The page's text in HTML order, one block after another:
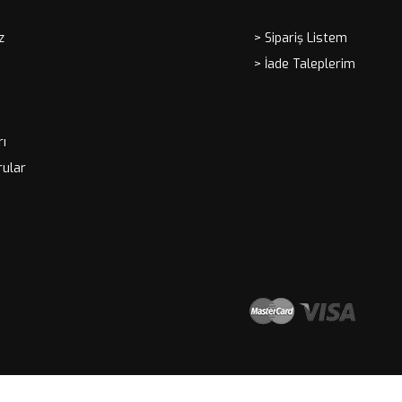
> Sipariş Listem
> İade Taleplerim